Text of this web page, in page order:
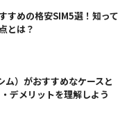
すめの格安SIM5選！知って
とは？
ム）がおすすめなケースと
デメリットを理解しよう